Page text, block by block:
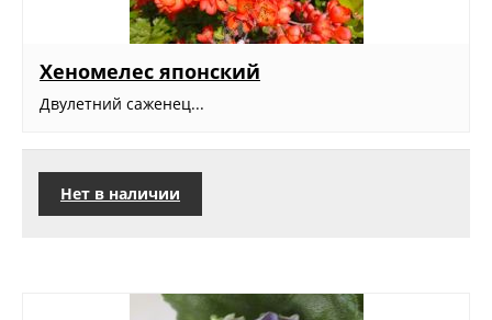
Хеномелес японский
Двулетний саженец...
Нет в наличии